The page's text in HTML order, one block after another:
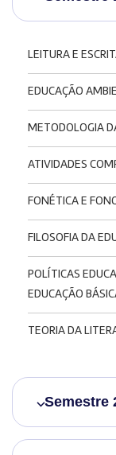
LEITURA E
EDUCAÇÃO
METODOLOGIA
ATIVIDADES
FONÉTICA E
FILOSOFIA DA
POLÍTICAS
EDUCAÇÃO
TEORIA DA
Semestre